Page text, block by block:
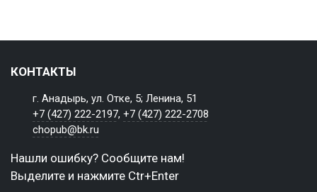
КОНТАКТЫ
г. Анадырь, ул. Отке, 5; Ленина, 51
+7 (427) 222-2197,+7 (427) 222-2708
chopub@bk.ru
Нашли ошибку? Сообщите нам!
Выделите и нажмите Ctr+Enter